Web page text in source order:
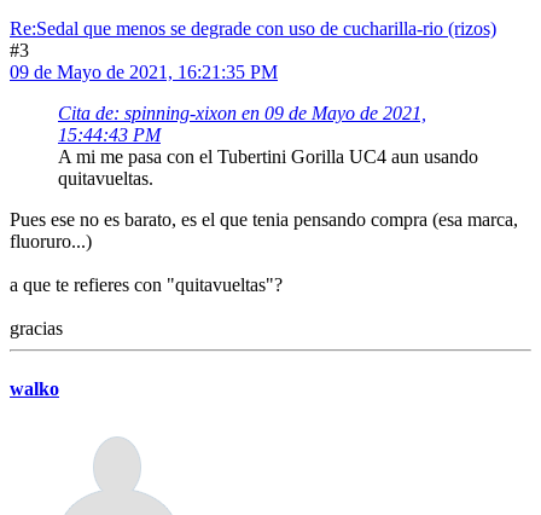
Re:Sedal que menos se degrade con uso de cucharilla-rio (rizos)
#3
09 de Mayo de 2021, 16:21:35 PM
Cita de: spinning-xixon en 09 de Mayo de 2021,
15:44:43 PM
A mi me pasa con el Tubertini Gorilla UC4 aun usando
quitavueltas.
Pues ese no es barato, es el que tenia pensando compra (esa marca,
fluoruro...)
a que te refieres con "quitavueltas"?
gracias
walko